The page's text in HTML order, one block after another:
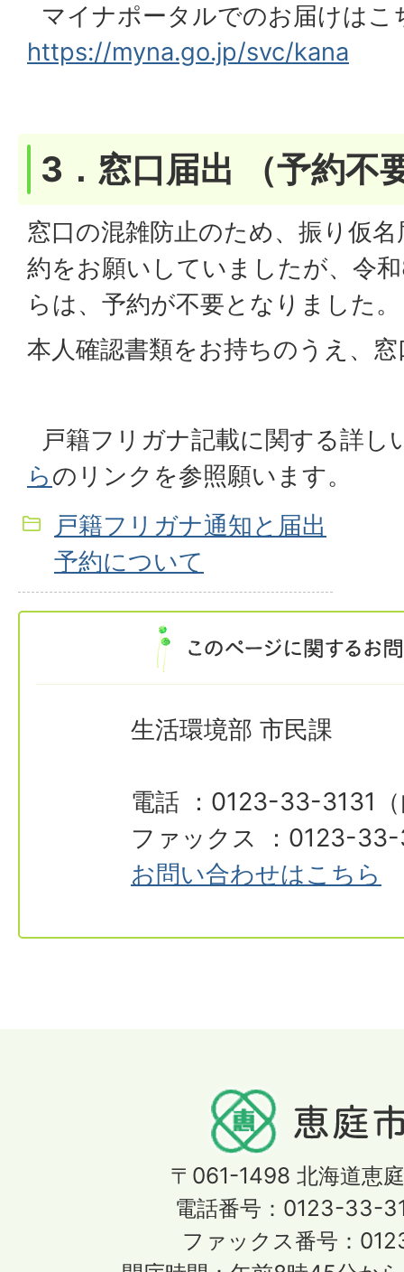
マイナポータルでのお届けは
https://myna.go.jp/svc/kana
3．窓口届出 （予約不
窓口の混雑防止のため、振り仮
約をお願いしていましたが、令
らは、予約が不要となりました。
本人確認書類をお持ちのうえ、
戸籍フリガナ記載に関する詳し
らのリンクを参照願います。
戸籍フリガナ通知と届出
予約について
生活環境部 市民課
電話 ：0123-33-3131（
ファックス ：0123-
お問い合わせはこちら
〒061-1498 北海道恵
電話番号：0123-33-
ファックス番号：